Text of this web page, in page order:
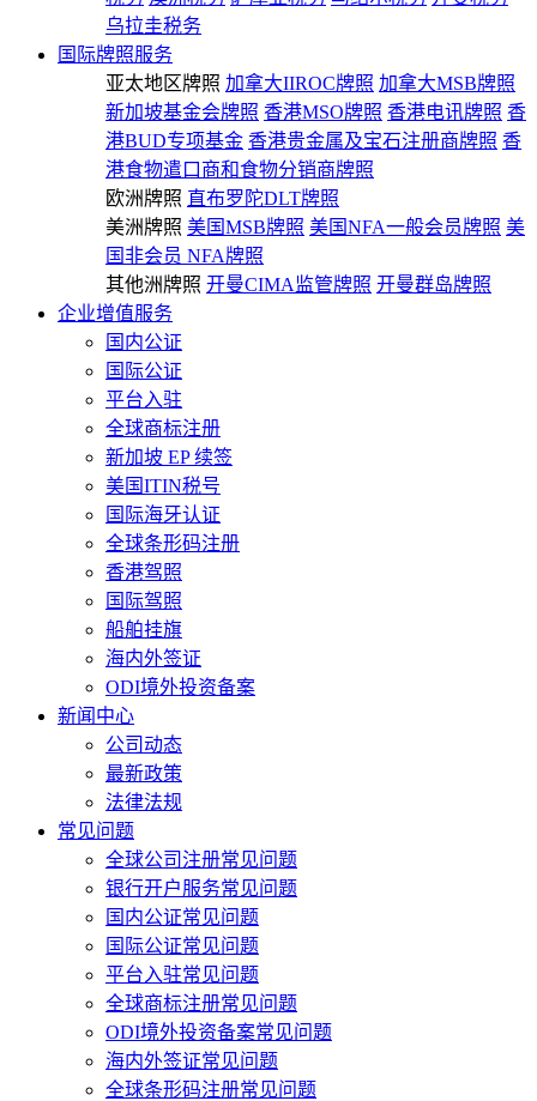
乌拉圭税务
国际牌照服务
亚太地区牌照 加拿大IIROC牌照 加拿大MSB牌照
新加坡基金会牌照 香港MSO牌照 香港电讯牌照 香
港BUD专项基金 香港贵金属及宝石注册商牌照 香
港食物遣口商和食物分销商牌照
欧洲牌照 直布罗陀DLT牌照
美洲牌照 美国MSB牌照 美国NFA一般会员牌照 美
国非会员 NFA牌照
其他洲牌照 开曼CIMA监管牌照 开曼群岛牌照
企业增值服务
国内公证
国际公证
平台入驻
全球商标注册
新加坡 EP 续签
美国ITIN税号
国际海牙认证
全球条形码注册
香港驾照
国际驾照
船舶挂旗
海内外签证
ODI境外投资备案
新闻中心
公司动态
最新政策
法律法规
常见问题
全球公司注册常见问题
银行开户服务常见问题
国内公证常见问题
国际公证常见问题
平台入驻常见问题
全球商标注册常见问题
ODI境外投资备案常见问题
海内外签证常见问题
全球条形码注册常见问题